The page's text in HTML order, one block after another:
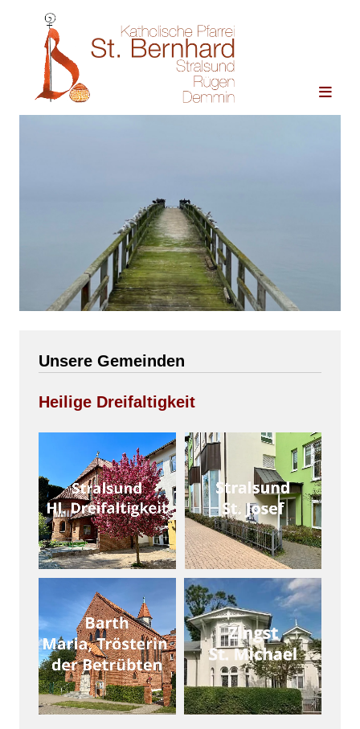
Zum Inhalt springen
Unsere Gemeinden
Heilige Dreifaltigkeit